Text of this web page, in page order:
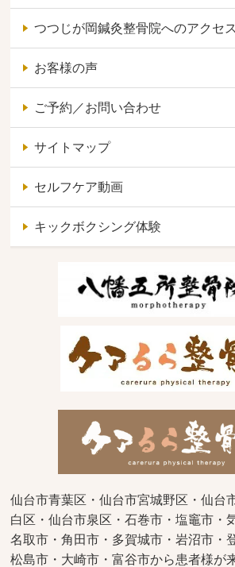
つつじが岡鍼灸整骨院へのアクセス
お客様の声
ご予約／お問い合わせ
サイトマップ
セルフケア動画
キックボクシング体験
仙台市青葉区・仙台市宮城野区・仙台
白区・仙台市泉区・石巻市・塩竈市・
名取市・角田市・多賀城市・岩沼市・
松島市・大崎市・富谷市から患者様が